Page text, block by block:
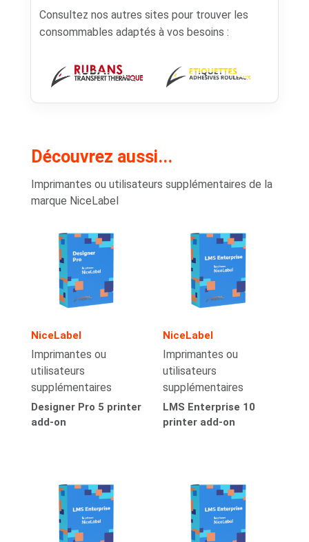
Consultez nos autres sites pour trouver les
consommables adaptés à vos besoins :
Découvrez aussi...
Imprimantes ou utilisateurs supplémentaires de la
marque NiceLabel
NiceLabel
Imprimantes ou
utilisateurs
supplémentaires
Designer Pro 5 printer
add-on
NiceLabel
Imprimantes ou
utilisateurs
supplémentaires
LMS Enterprise 10
printer add-on